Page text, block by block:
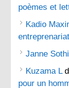
poèmes et
Kadio
Janne Sothi
Kuzama L
pour un